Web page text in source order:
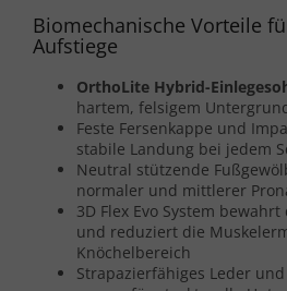
Biomechanische Vorteile
Aufstiege
OrthoLite Hybrid-
hartem, felsigem
Feste Fersenkappe und
stabile Landung bei jedem
Neutral stützende
normaler und mittlerer
3D Flex Evo System
und reduziert die
Knöchelbereich
Strapazierfähiges Leder